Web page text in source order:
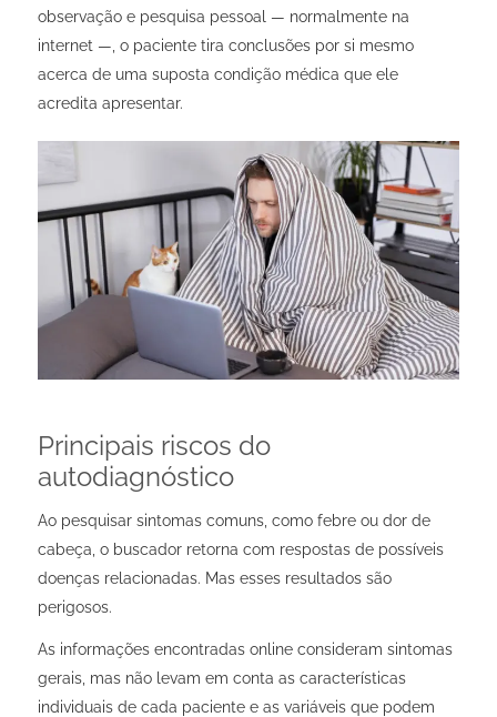
observação e pesquisa pessoal — normalmente na
internet —, o paciente tira conclusões por si mesmo
acerca de uma suposta condição médica que ele
acredita apresentar.
Principais riscos do
autodiagnóstico
Ao pesquisar sintomas comuns, como febre ou dor de
cabeça, o buscador retorna com respostas de possíveis
doenças relacionadas. Mas esses resultados são
perigosos.
As informações encontradas online consideram sintomas
gerais, mas não levam em conta as características
individuais de cada paciente e as variáveis que podem